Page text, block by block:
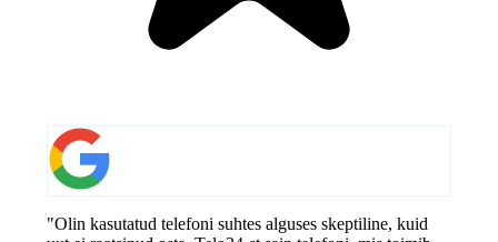
"Olin kasutatud telefoni suhtes alguses skeptiline, kuid